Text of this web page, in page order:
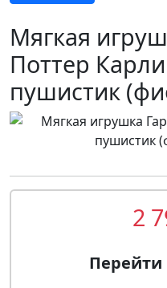
Мягкая
Поттер
пушистик
2
Перейти